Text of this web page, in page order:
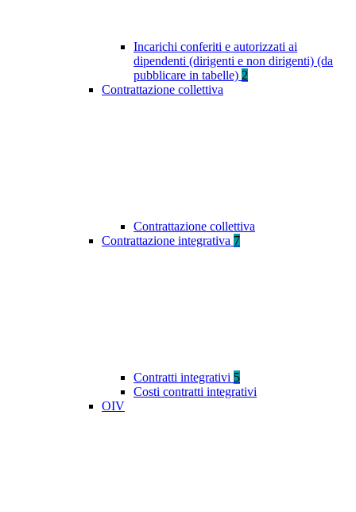
Incarichi conferiti e autorizzati ai
dipendenti (dirigenti e non dirigenti) (da
pubblicare in tabelle) 2
Contrattazione collettiva
Contrattazione collettiva
Contrattazione integrativa 7
Contratti integrativi 5
Costi contratti integrativi
OIV